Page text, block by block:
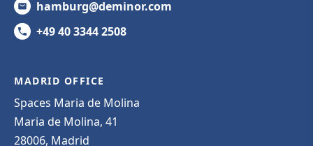
hamburg@deminor.com
+49 40 3344 2508
MADRID OFFICE
Spaces Maria de Molina
Maria de Molina, 41
28006, Madrid